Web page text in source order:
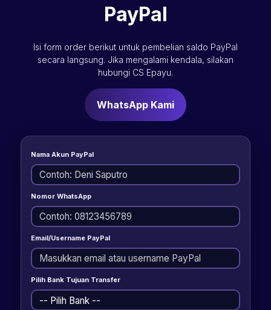
PayPal
Isi form order berikut untuk pembelian saldo PayPal
secara langsung. Jika mengalami kendala, silakan
hubungi CS Epayu.
WhatsApp Kami
Nama Akun PayPal
Nomor WhatsApp
Email/Username PayPal
Pilih Bank Tujuan Transfer